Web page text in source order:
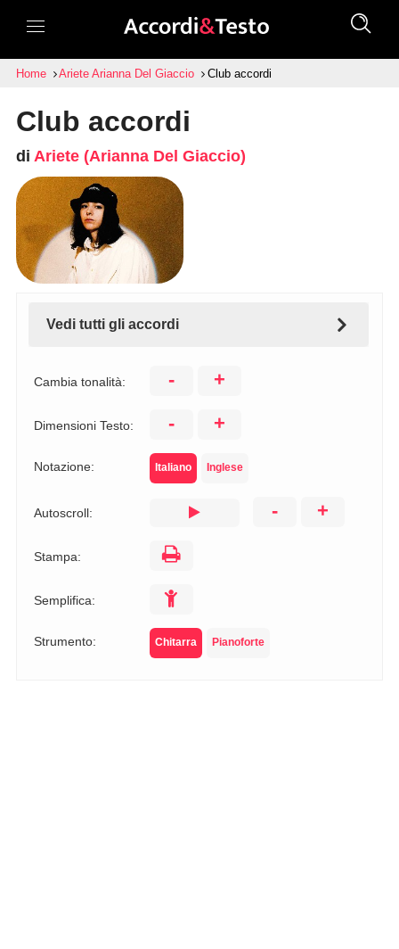
Home Ariete Arianna Del Giaccio Club accordi
Club accordi
di Ariete (Arianna Del Giaccio)
Vedi tutti gli accordi
Cambia tonalità: - +
Dimensioni Testo: - +
Notazione: Italiano Inglese
Autoscroll: - +
Stampa:
Semplifica:
Strumento: Chitarra Pianoforte